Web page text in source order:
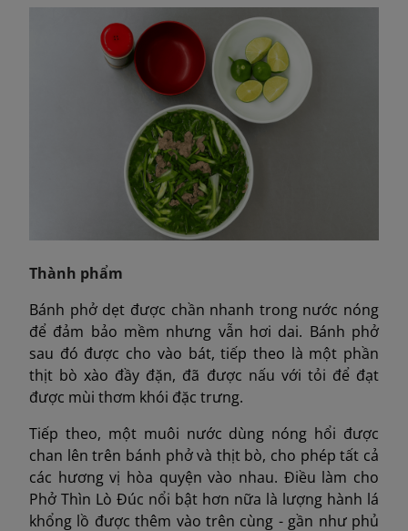
Thành phẩm
Bánh phở dẹt được chần nhanh trong nước nóng
để đảm bảo mềm nhưng vẫn hơi dai. Bánh phở
sau đó được cho vào bát, tiếp theo là một phần
thịt bò xào đầy đặn, đã được nấu với tỏi để đạt
được mùi thơm khói đặc trưng.
Tiếp theo, một muôi nước dùng nóng hổi được
chan lên trên bánh phở và thịt bò, cho phép tất cả
các hương vị hòa quyện vào nhau. Điều làm cho
Phở Thìn Lò Đúc nổi bật hơn nữa là lượng hành lá
khổng lồ được thêm vào trên cùng - gần như phủ